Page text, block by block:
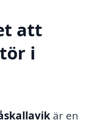
att
i
är en